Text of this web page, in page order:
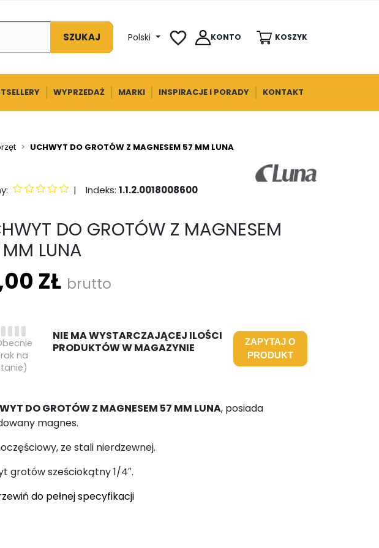
SZUKAJ Polski favorite_border KONTO KOSZYK
WYPRZEDAŻ MARKI INSPIRACJE I PORADY KONTAKT
UCHWYT DO GROTÓW Z MAGNESEM 57 MM LUNA
| Indeks: 1.1.2.0018008600
DO GROTÓW Z MAGNESEM
LUNA
ZŁ brutto
NIE MA WYSTARCZAJĄCEJ ILOŚCI
PRODUKTÓW W MAGAZYNIE
na
ZAPYTAJ O
PRODUKT
DO GROTÓW Z MAGNESEM 57 MM LUNA, posiada
magnes.
ze stali nierdzewnej.
grotów sześciokątny 1/4″.
do pełnej specyfikacji